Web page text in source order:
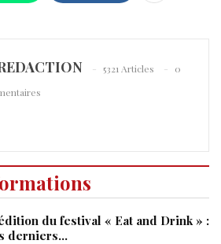
5321 Articles
0
du festival « Eat and Drink » :
derniers…